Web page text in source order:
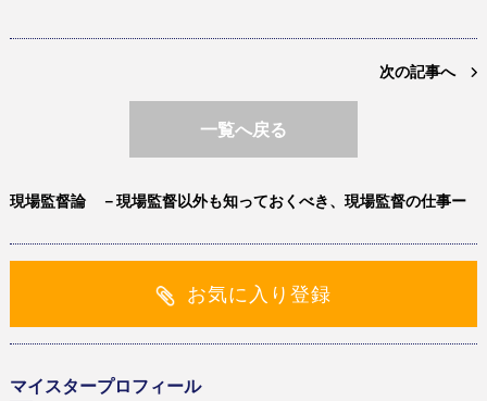
次の記事へ
一覧へ戻る
現場監督論 －現場監督以外も知っておくべき、現場監督の仕事ー
お気に入り登録
マイスタープロフィール